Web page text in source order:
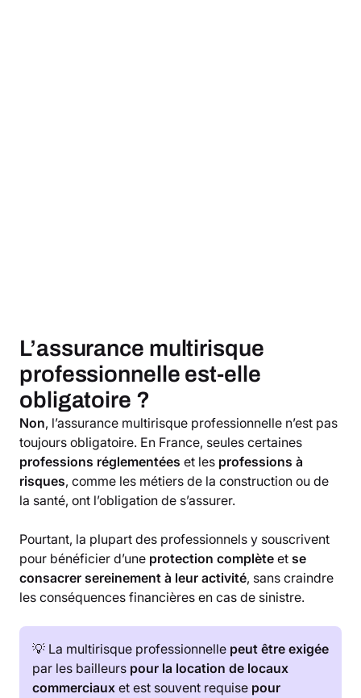
L’assurance multirisque
professionnelle est-elle
obligatoire ?
Non, l’assurance multirisque professionnelle n’est pas
toujours obligatoire. En France, seules certaines
professions réglementées et les professions à
risques, comme les métiers de la construction ou de
la santé, ont l’obligation de s’assurer.
Pourtant, la plupart des professionnels y souscrivent
pour bénéficier d’une protection complète et se
consacrer sereinement à leur activité, sans craindre
les conséquences financières en cas de sinistre.
💡 La multirisque professionnelle peut être exigée
par les bailleurs pour la location de locaux
commerciaux et est souvent requise pour